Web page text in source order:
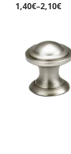
1,40€–2,10€